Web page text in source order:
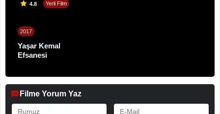
4.8 Yerli Film
2017
Yaşar Kemal
Efsanesi
Filme Yorum Yaz